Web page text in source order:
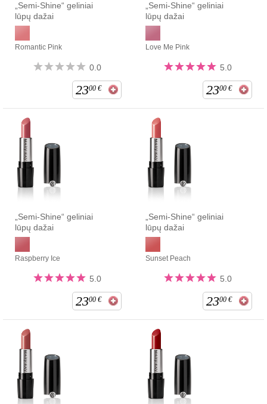
„Semi-Shine“ geliniai
lūpų dažai
Romantic Pink
0.0
2300 €
„Semi-Shine“ geliniai
lūpų dažai
Love Me Pink
5.0
2300 €
„Semi-Shine“ geliniai
lūpų dažai
Raspberry Ice
5.0
2300 €
„Semi-Shine“ geliniai
lūpų dažai
Sunset Peach
5.0
2300 €